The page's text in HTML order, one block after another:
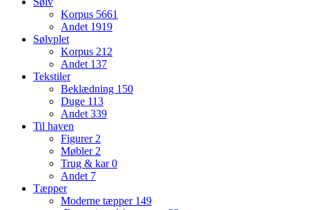
Korpus 5661
Andet 1919
Sølvplet
Korpus 212
Andet 137
Tekstiler
Beklædning 150
Duge 113
Andet339
Til haven
Figurer2
Møbler2
Trug & kar0
Andet 7
Tæpper
Moderne tæpper 149